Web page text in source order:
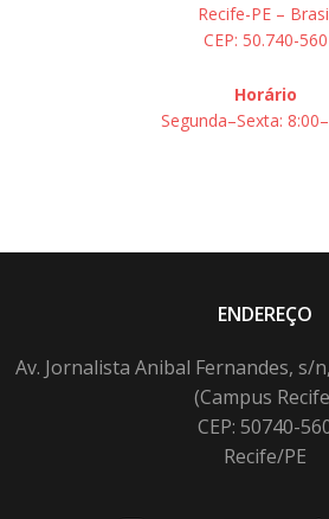
Recife-PE –
CEP: 50.740-560
Horário
Segunda–Sexta:
ENDEREÇO
Av. Jornalista Anibal Fernandes, s/
(Campus
CEP: 50740-
Recife/PE